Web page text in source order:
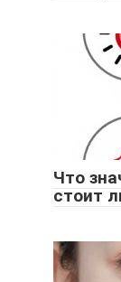
Что
стоит